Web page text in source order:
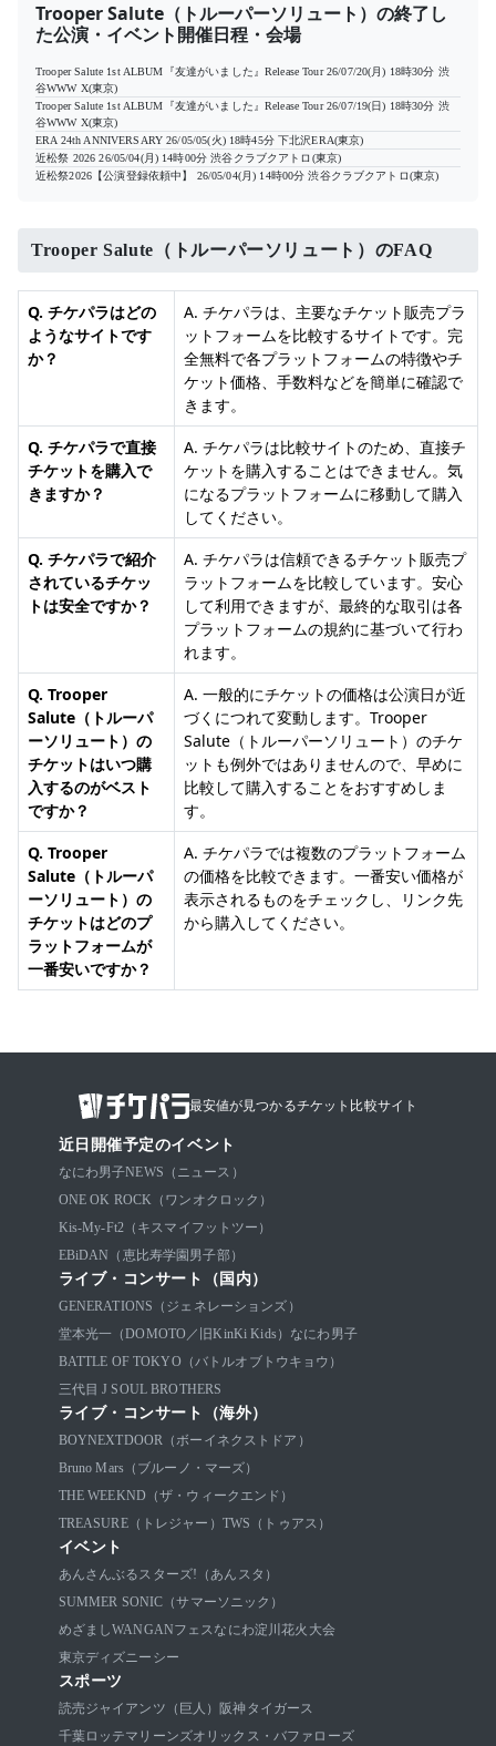
Trooper Salute（トルーパーソリュート）の終了し
た公演・イベント開催日程・会場
Trooper Salute 1st ALBUM『友達がいました』Release Tour 26/07/20(月) 18時30分 渋
谷WWW X(東京)
Trooper Salute 1st ALBUM『友達がいました』Release Tour 26/07/19(日) 18時30分 渋
谷WWW X(東京)
ERA 24th ANNIVERSARY 26/05/05(火) 18時45分 下北沢ERA(東京)
近松祭 2026 26/05/04(月) 14時00分 渋谷クラブクアトロ(東京)
近松祭2026【公演登録依頼中】
26/05/04(月) 14時00分 渋谷クラブクアトロ(東京)
Trooper Salute（トルーパーソリュート）のFAQ
Q. チケパラはどの
ようなサイトです
か？
A. チケパラは、主要なチケット販売プラ
ットフォームを比較するサイトです。完
全無料で各プラットフォームの特徴やチ
ケット価格、手数料などを簡単に確認で
きます。
Q. チケパラで直接
チケットを購入で
きますか？
A. チケパラは比較サイトのため、直接チ
ケットを購入することはできません。気
になるプラットフォームに移動して購入
してください。
Q. チケパラで紹介
されているチケッ
トは安全ですか？
A. チケパラは信頼できるチケット販売プ
ラットフォームを比較しています。安心
して利用できますが、最終的な取引は各
プラットフォームの規約に基づいて行わ
れます。
Q. Trooper
Salute（トルーパ
ーソリュート）の
チケットはいつ購
入するのがベスト
ですか？
A. 一般的にチケットの価格は公演日が近
づくにつれて変動します。Trooper
Salute（トルーパーソリュート）のチケ
ットも例外ではありませんので、早めに
比較して購入することをおすすめしま
す。
Q. Trooper
Salute（トルーパ
ーソリュート）の
チケットはどのプ
ラットフォームが
一番安いですか？
A. チケパラでは複数のプラットフォーム
の価格を比較できます。一番安い価格が
表示されるものをチェックし、リンク先
から購入してください。
最安値が見つかるチケット比較サイト
近日開催予定のイベント
なにわ男子NEWS（ニュース）
ONE OK ROCK（ワンオクロック）
Kis-My-Ft2（キスマイフットツー）
EBiDAN（恵比寿学園男子部）
ライブ・コンサート（国内）
GENERATIONS（ジェネレーションズ）
堂本光一（DOMOTO／旧KinKi Kids） なにわ男子
BATTLE OF TOKYO（バトルオブトウキョウ）
三代目 J SOUL BROTHERS
ライブ・コンサート（海外）
BOYNEXTDOOR（ボーイネクストドア）
Bruno Mars（ブルーノ・マーズ）
THE WEEKND（ザ・ウィークエンド）
TREASURE（トレジャー） TWS（トゥアス）
イベント
あんさんぶるスターズ!（あんスタ）
SUMMER SONIC（サマーソニック）
めざましWANGANフェスなにわ淀川花火大会
東京ディズニーシー
スポーツ
読売ジャイアンツ（巨人）
阪神タイガース
千葉ロッテマリーンズオリックス・バファローズ